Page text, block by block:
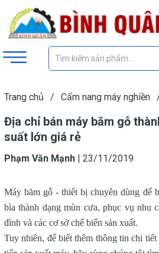
Trang chủ / Cẩm nang máy nghiền
Địa chỉ bán máy băm gỗ
suất lớn giá rẻ
Phạm Văn Mạnh | 23/11/2019
Máy băm gỗ - thiết bị chuyên dùng để
bìa thành dạng mùn cưa, phục vụ nhu
đình và các cơ sở chế biến sản xuất.
Tuy nhiên, để biết thêm thông tin chi